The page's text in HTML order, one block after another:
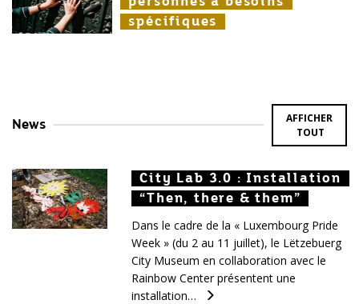
spécifiques
spécifiques
spécifiques
News
AFFICHER
TOUT
City Lab 3.0 : Installation
“Then, there & them”
City Lab 3.0 : Installation
“Then, there & them”
City Lab 3.0 : Installation
“Then, there & them”
Dans le cadre de la « Luxembourg Pride
Week » (du 2 au 11 juillet), le Lëtzebuerg
City Museum en collaboration avec le
Rainbow Center présentent une
installation…